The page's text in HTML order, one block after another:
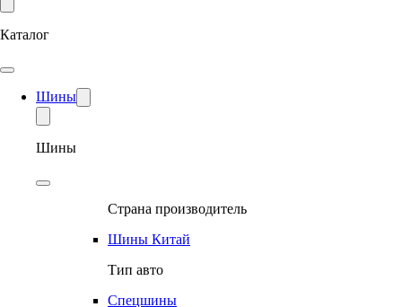
Каталог
Шины
Шины
Страна производитель
Шины Китай
Тип авто
Спецшины